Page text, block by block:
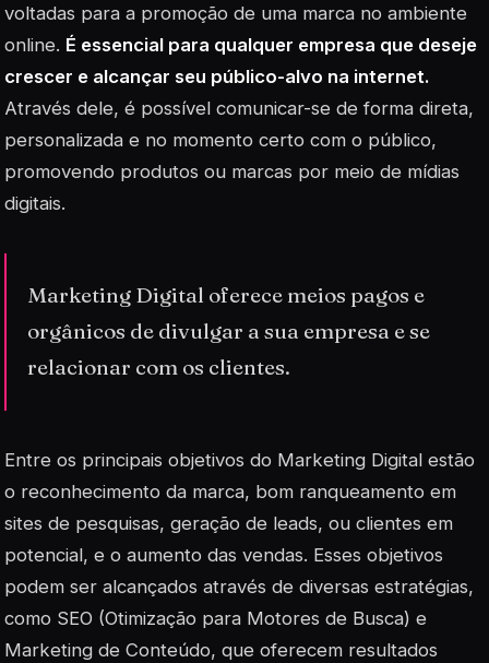
voltadas para a promoção de uma marca no ambiente
online. É essencial para qualquer empresa que deseje
crescer e alcançar seu público-alvo na internet.
Através dele, é possível comunicar-se de forma direta,
personalizada e no momento certo com o público,
promovendo produtos ou marcas por meio de mídias
digitais.
Marketing Digital oferece meios pagos e
orgânicos de divulgar a sua empresa e se
relacionar com os clientes.
Entre os principais objetivos do Marketing Digital estão
o reconhecimento da marca, bom ranqueamento em
sites de pesquisas, geração de leads, ou clientes em
potencial, e o aumento das vendas. Esses objetivos
podem ser alcançados através de diversas estratégias,
como SEO (Otimização para Motores de Busca) e
Marketing de Conteúdo, que oferecem resultados